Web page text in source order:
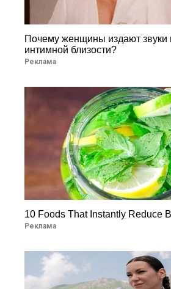
Почему женщины издают звуки
интимной близости?
Реклама
10 Foods That Instantly Reduce
Реклама